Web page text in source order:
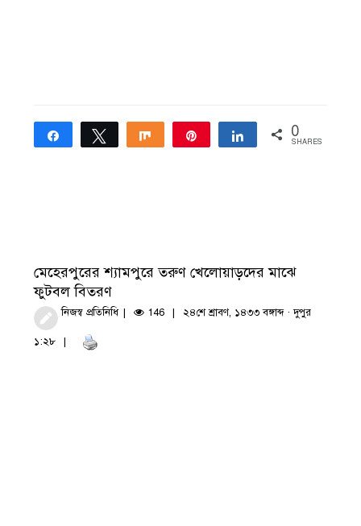
Share Tweet Share Share 0
SHARES
মেহেরপুরের শ্যামপুরে তরুণ খেলোয়াড়দের মাঝে
ফুটবল বিতরণ
নিজস্ব প্রতিনিধি 146 ২৪শে শ্রাবণ, ১৪৩৩ বঙ্গাব্দ · দুপুর
১:২৮